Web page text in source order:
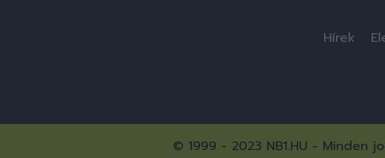
Hírek
© 1999 - 2023 NB1.HU - Minden